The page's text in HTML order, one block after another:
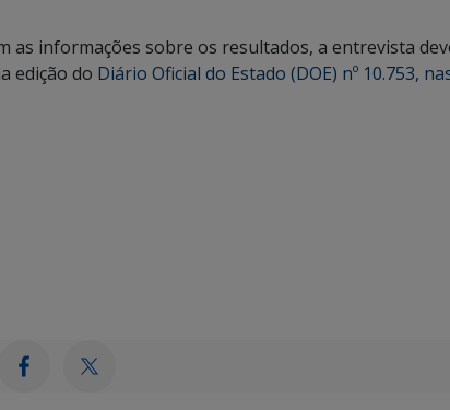
as informações sobre os resultados, a entrevista
edição do Diário Oficial do Estado (DOE) nº 10.753,